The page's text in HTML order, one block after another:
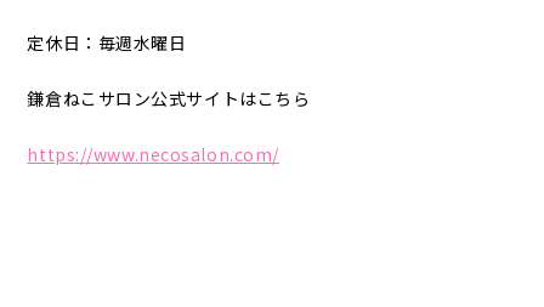
定休日：毎週水曜日
鎌倉ねこサロン公式サイトはこちら
https://www.necosalon.com/